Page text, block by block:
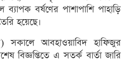
ব্যাপক বর্ষণের পাশাপাশি পাহাড়ি
হয়েছে।
সকালে আবহাওয়াবিদ হাফিজুর
বিজ্ঞপ্তিতে এ সতর্ক বার্তা জারি